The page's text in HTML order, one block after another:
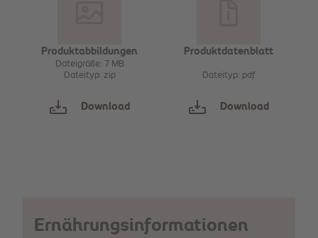
Produktabbildungen
Dateigröße: 7 MB
Dateityp: zip
Download
Produktdatenblatt
Dateityp: pdf
Download
Ernährungsinformationen